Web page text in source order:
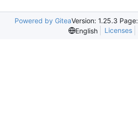
Powered by GiteaVersion: 1.25.3 Page:
English
Licenses